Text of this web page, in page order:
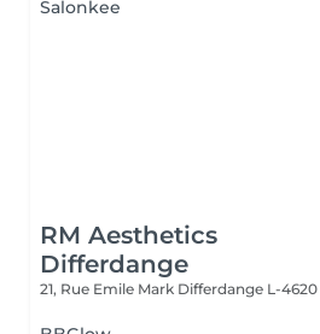
RM Aesthetics
Differdange
21, Rue Emile Mark Differdange L-4620